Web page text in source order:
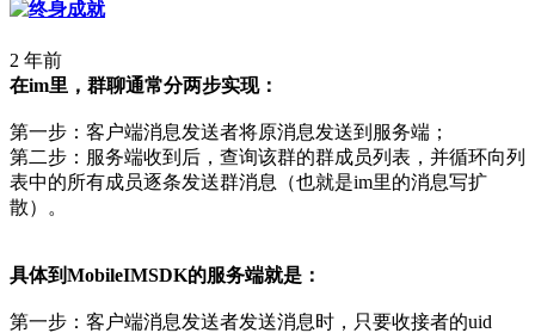
2 年前
在im里，群聊通常分两步实现：
第一步：客户端消息发送者将原消息发送到服务端；
第二步：服务端收到后，查询该群的群成员列表，并循环向列
表中的所有成员逐条发送群消息（也就是im里的消息写扩
散）。
具体到MobileIMSDK的服务端就是：
第一步：客户端消息发送者发送消息时，只要收接者的uid